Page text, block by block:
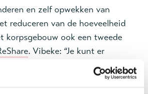
en zelf opwekken van
reduceren van de hoeveelheid
korpsgebouw ook een tweede
. Vibeke: “Je kunt er
kopen. Daar wordt veel
zowel door mensen met een